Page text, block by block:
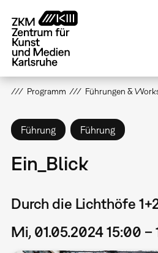
zum
Inhalt
Programm Führungen &
Führung Führung
Ein_Blick
Durch die Lichthöfe
Mi, 01.05.2024 15:00 –